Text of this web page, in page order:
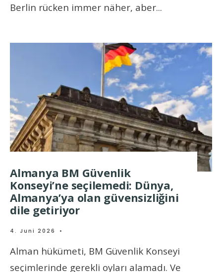
Berlin rücken immer näher, aber...
Almanya BM Güvenlik
Konseyi’ne seçilemedi: Dünya,
Almanya’ya olan güvensizliğini
dile getiriyor
4. Juni 2026 •
Alman hükümeti, BM Güvenlik Konseyi
seçimlerinde gerekli oyları alamadı. Ve